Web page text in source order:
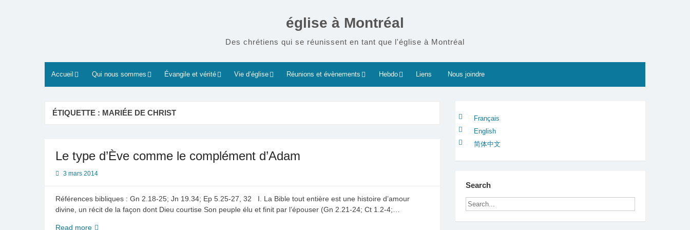
église à Montréal
Des chrétiens qui se réunissent en tant que l'église à Montréal
Accueil Qui nous sommes Évangile et vérité Vie d’église Réunions et évènements Hebdo Liens Nous joindre
ÉTIQUETTE : MARIÉE DE CHRIST
Le type d’Ève comme le complément d’Adam
3 mars 2014
Références bibliques : Gn 2.18-25; Jn 19.34; Ep 5.25-27, 32 I. La Bible tout entière est une histoire d’amour
divine, un récit de la façon dont Dieu courtise Son peuple élu et finit par l’épouser (Gn 2.21-24; Ct 1.2-4;…
Read moreLe
Français
English
简体中文
Search